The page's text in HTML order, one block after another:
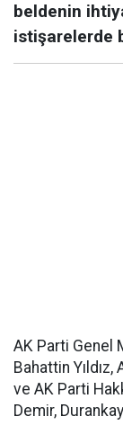
beldenin
istişarelerde
AK Parti Genel
Bahattin
ve AK Parti
Demir,